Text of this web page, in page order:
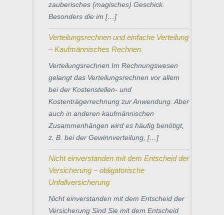
zauberisches (magisches) Geschick.
Besonders die im […]
Verteilungsrechnen und einfache Verteilung
– Kaufmännisches Rechnen
Verteilungsrechnen Im Rechnungswesen
gelangt das Verteilungsrechnen vor allem
bei der Kostenstellen- und
Kostenträgerrechnung zur Anwendung. Aber
auch in anderen kaufmännischen
Zusammenhängen wird es häufig benötigt,
z. B. bei der Gewinnverteilung, […]
Nicht einverstanden mit dem Entscheid der
Versicherung – obligatorische
Unfallversicherung
Nicht einverstanden mit dem Entscheid der
Versicherung Sind Sie mit dem Entscheid